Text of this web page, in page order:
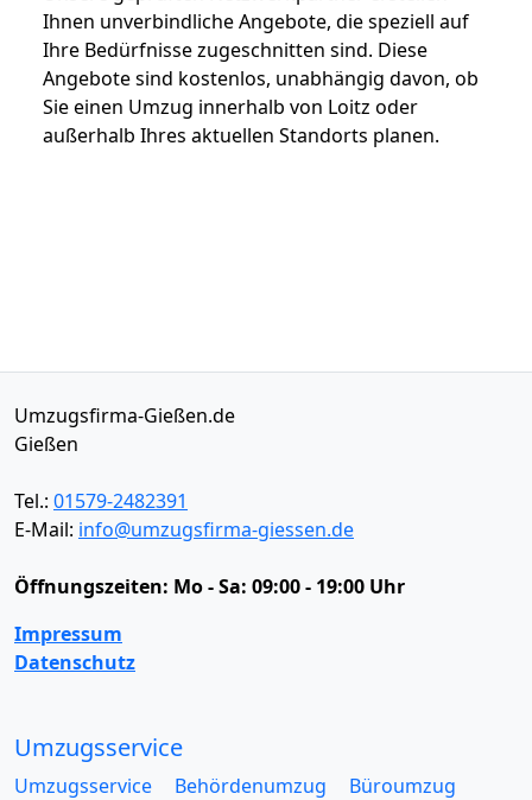
Ihnen unverbindliche Angebote, die speziell auf
Ihre Bedürfnisse zugeschnitten sind. Diese
Angebote sind kostenlos, unabhängig davon, ob
Sie einen Umzug innerhalb von Loitz oder
außerhalb Ihres aktuellen Standorts planen.
Umzugsfirma-Gießen.de
Gießen
Tel.: 01579-2482391
E-Mail: info@umzugsfirma-giessen.de
Öffnungszeiten: Mo - Sa: 09:00 - 19:00 Uhr
Impressum
Datenschutz
Umzugsservice
Umzugsservice Behördenumzug
Büroumzug